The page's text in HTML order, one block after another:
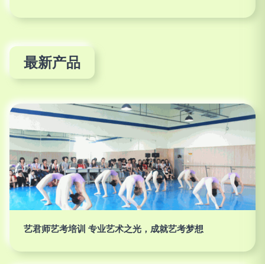
最新产品
艺君师艺考培训 专业艺术之光，成就艺考梦想